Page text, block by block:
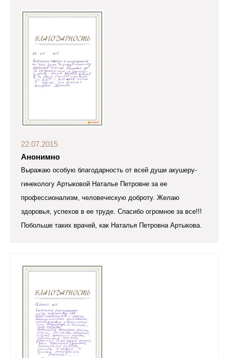
22.07.2015
Анонимно
Выражаю особую благодарность от всей души акушеру-
гинекологу Артыковой Наталье Петровне за ее
профессионализм, человеческую доброту. Желаю
здоровья, успехов в ее труде. Спасибо огромное за все!!!
Побольше таких врачей, как Наталья Петровна Артыкова.